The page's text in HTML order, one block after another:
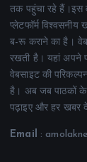
तक पहुंचा रहे हैं।इस
प्लेटफॉर्म
ब-रू कराने का है।
रखती है। यहां अपने
वेबसाइट की
है। अब जब पाठकों के
पढ़ाइए और हर खबर
Email :